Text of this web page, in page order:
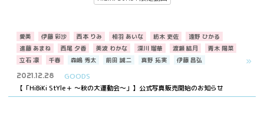
愛美 伊藤 彩沙 西本 りみ 相羽 あいな 紡木 吏佐
遠野 ひかる
進藤 あまね
西尾 夕香 美波 わかな 深川 瑠華 渡瀬 結月
青木 陽菜
立石 凛
千春 森嶋 秀太 前田 誠二 真野 拓実 伊藤 昌弘
2021.12.28 GOODS
【「HiBiKi StYle＋ ～秋の大運動会～」】公式写真販売開始のお知らせ